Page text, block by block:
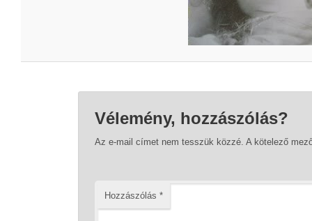
Vélemény, hozzászólás?
Az e-mail címet nem tesszük közzé. A kötelező
Hozzászólás *